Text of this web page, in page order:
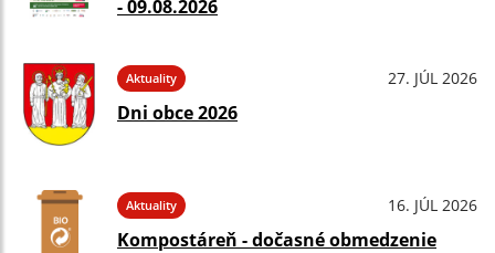
- 09.08.2026
Aktuality 27. JÚL 2026
Dni obce 2026
Aktuality 16. JÚL 2026
Kompostáreň - dočasné obmedzenie